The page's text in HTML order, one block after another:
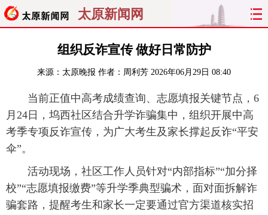
太原新闻网
聚焦 太原
经济 关注 文明 出行
纵横 曝光 综合 专题
旅游 理财 政务 教育
看天下 晋月读 最太原 网罗民生
太原日报 太原晚报 热评 社区
组织反诈宣传 做好日常防护
来源： 太原晚报 作者：周利芳 2026年06月29日 08:40
当前正值中高考成绩查询、志愿填报关键节点，6
月24日，坞西社区结合升学诈骗集中，组织开展中高
考季专项反诈宣传，为广大考生及家长撑起反诈“平安
伞”。
活动现场，社区工作人员针对“内部指标”“加分择
校”“志愿填报缴费”等升学季典型骗术，面对面拆解诈
骗套路，提醒考生和家长一定要通过官方渠道核实招